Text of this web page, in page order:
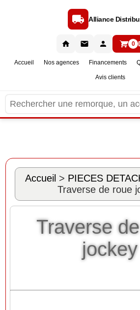
Alliance
Accueil Nos agences Financements
Avis clients
0
Accueil > PIECES
Traverse de roue
Traverse
jockey